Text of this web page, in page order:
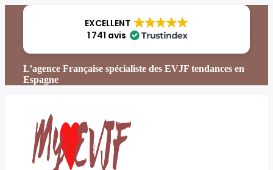
Aller
EXCELLENT
1 741 avis
L’agence Française spécialiste des EVJF tendances en
Espagne